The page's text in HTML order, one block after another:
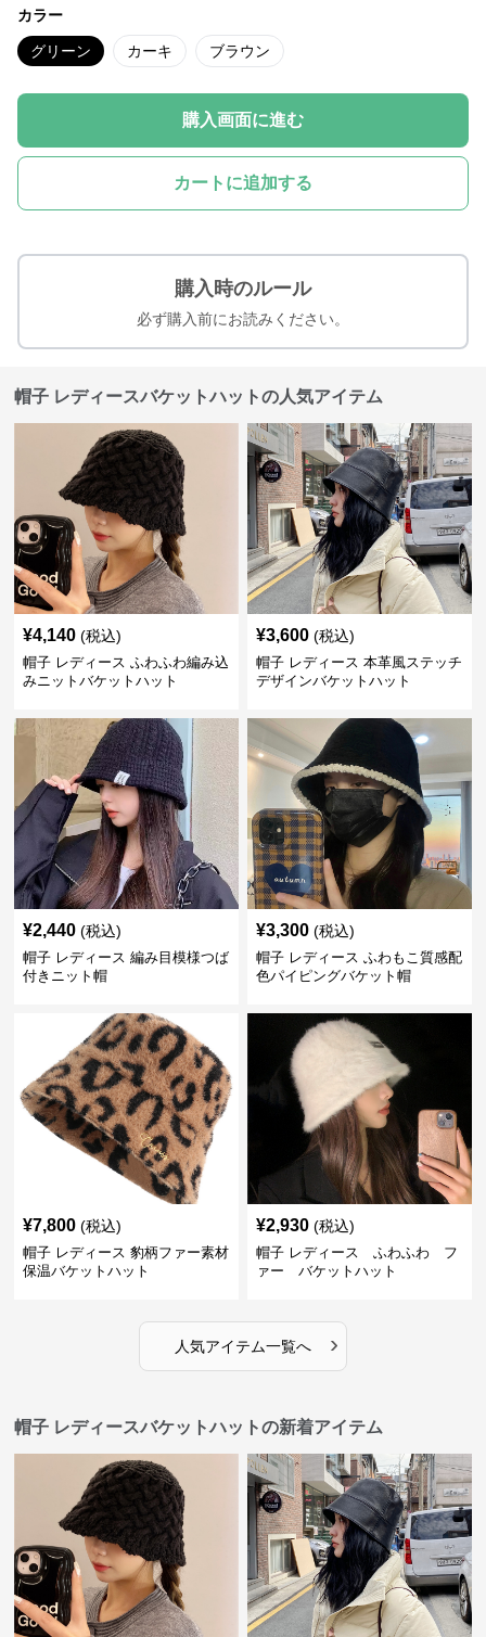
カラー
グリーン カーキ ブラウン
購入画面に進む
カートに追加する
購入時のルール
必ず購入前にお読みください。
帽子 レディースバケットハットの人気アイテム
¥4,140 (税込)
帽子 レディース ふわふわ編み込
みニットバケットハット
¥3,600 (税込)
帽子 レディース 本革風ステッチ
デザインバケットハット
¥2,440 (税込)
帽子 レディース 編み目模様つば
付きニット帽
¥3,300 (税込)
帽子 レディース ふわもこ質感配
色パイピングバケット帽
¥7,800 (税込)
帽子 レディース 豹柄ファー素材
保温バケットハット
¥2,930 (税込)
帽子 レディース ふわふわ フ
ァー バケットハット
人気アイテム一覧へ ›
帽子 レディースバケットハットの新着アイテム